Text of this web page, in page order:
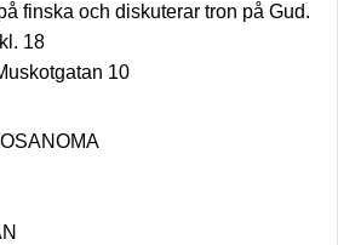
finska och diskuterar tron på Gud.
18
10